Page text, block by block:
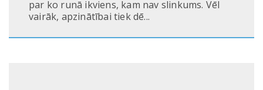
par ko runā ikviens, kam nav slinkums. Vēl
vairāk, apzinātībai tiek dē...